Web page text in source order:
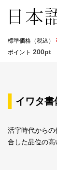
標準価格（税込）
ポイント 200pt
イワタ
活字時代から
合した品位の高